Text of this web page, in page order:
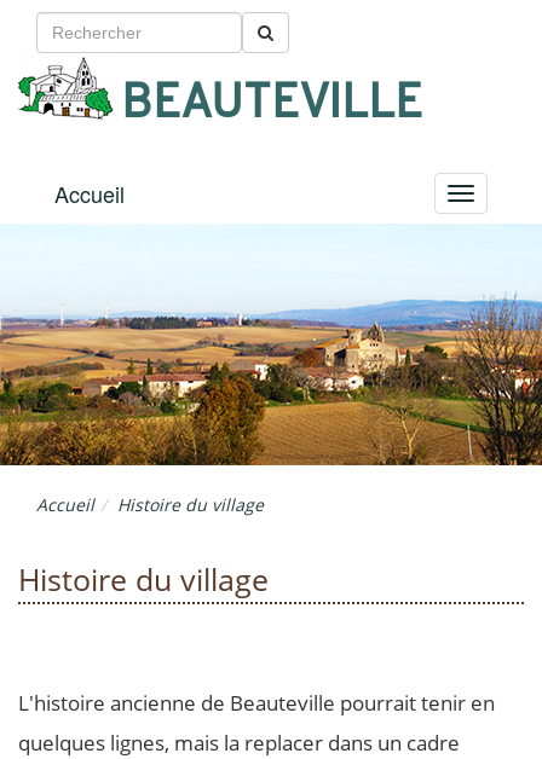
BEAUTEVILLE
Menu
Accueil
Accueil Histoire du village
Histoire du village
L'histoire ancienne de Beauteville pourrait tenir en
quelques lignes, mais la replacer dans un cadre